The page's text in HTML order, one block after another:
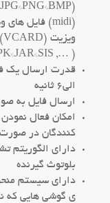
( …, APK*JAR*SIS)
الی6 ثانیه
ارسال فایل به
امکان فعال
کنندگان در صورت
دارای الگوریتم
بلوتوث گیرنده
دارای سیستم
ی گوشی هایی که